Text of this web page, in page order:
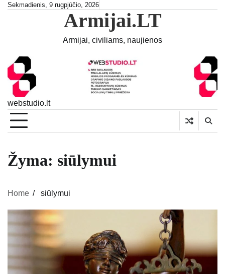
SkipSekmadienis, 9 rugpjūčio, 2026
Armijai.LT
Armijai, civiliams, naujienos
webstudio.lt
Žyma: siūlymui
Home siūlymui